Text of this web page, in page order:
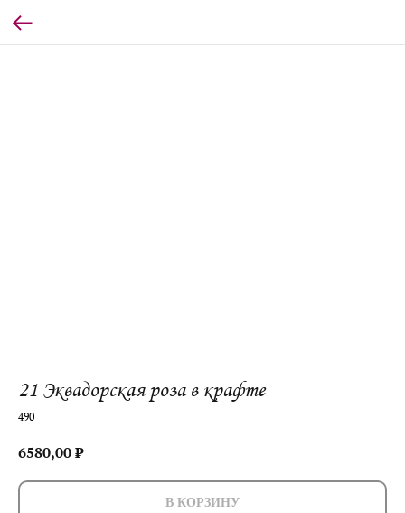
21 Эквадорская роза в крафте
490
6580,00₽
В КОРЗИНУ